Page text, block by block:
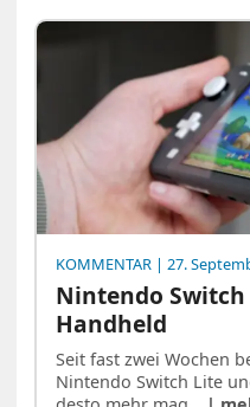
KOMMENTAR | 27.
Nintendo
Handheld
Seit fast zwei Wochen
Nintendo Switch Lite